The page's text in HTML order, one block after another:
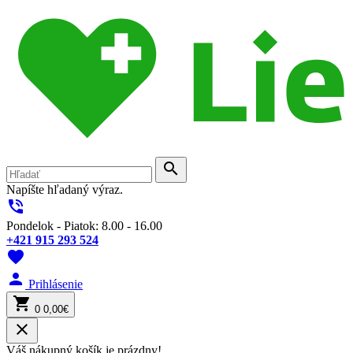
search
Napíšte hľadaný výraz.
phone_in_talk
Pondelok - Piatok: 8.00 - 16.00
+421 915 293 524
favorite
person Prihlásenie
shopping_cart 0 0,00€
close
Váš nákupný košík je prázdny!